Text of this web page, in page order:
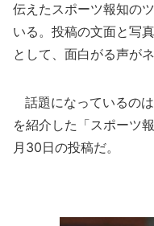
伝えたスポーツ報知の
いる。投稿の文面と写
として、面白がる声が
話題になっているの
を紹介した「スポーツ
月30日の投稿だ。